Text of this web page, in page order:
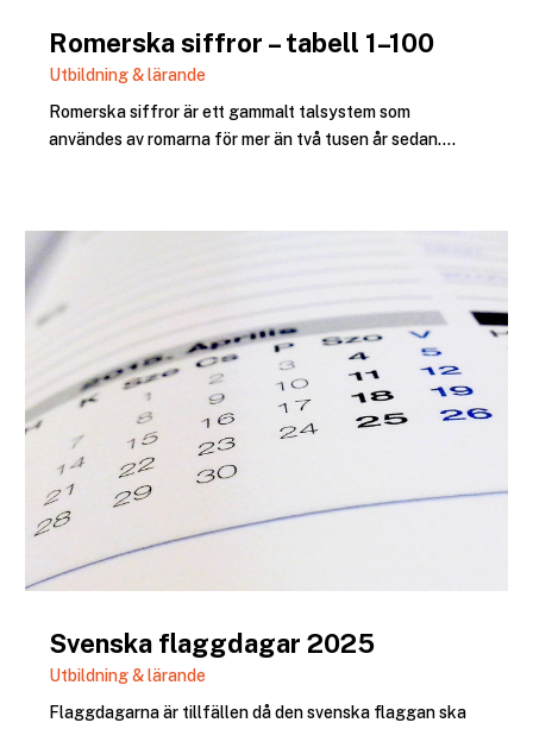
Romerska siffror – tabell 1–100
Utbildning & lärande
Romerska siffror är ett gammalt talsystem som
användes av romarna för mer än två tusen år sedan....
Svenska flaggdagar 2025
Utbildning & lärande
Flaggdagarna är tillfällen då den svenska flaggan ska